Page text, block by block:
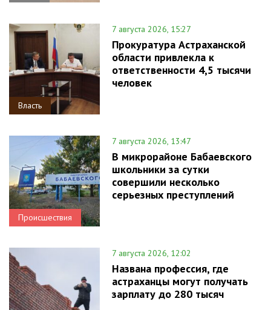
Власть
7 августа 2026, 15:27
Прокуратура Астраханской
области привлекла к
ответственности 4,5 тысячи
человек
Происшествия
7 августа 2026, 13:47
В микрорайоне Бабаевского
школьники за сутки
совершили несколько
серьезных преступлений
7 августа 2026, 12:02
Названа профессия, где
астраханцы могут получать
зарплату до 280 тысяч